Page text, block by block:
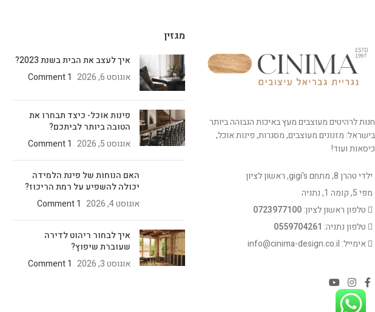
חנות לרהיטים מעוצבים מעץ באיכות הגבוהה ביותר
בישראל: מזנונים מעוצבים, מסגרות, פינות אוכל,
כיסאות ועוד!
ילדי טהרן 8, מתחם gigi's, ראשון לציון
מפי 5, קומה 1, נתניה
טלפון ראשון לציון:0723977100
טלפון נתניה: 0559704261
אימייל: info@cinima-design.co.il
מגזין
איך לעצב את הבית בשנת 2023?
אוגוסט 6, 2026
1 Comment
פינות אוכל- כיצד תבחרו את
הטובה ביותר לביתכם?
אוגוסט 5, 2026
1 Comment
האם הנוחות של פינת הלמידה
יכולה להשפיע על רמת הריכוז?
אוגוסט 4, 2026
1 Comment
איך לבחור ריהוט לדירה
שעוברת שיפוץ?
אוגוסט 3, 2026
1 Comment